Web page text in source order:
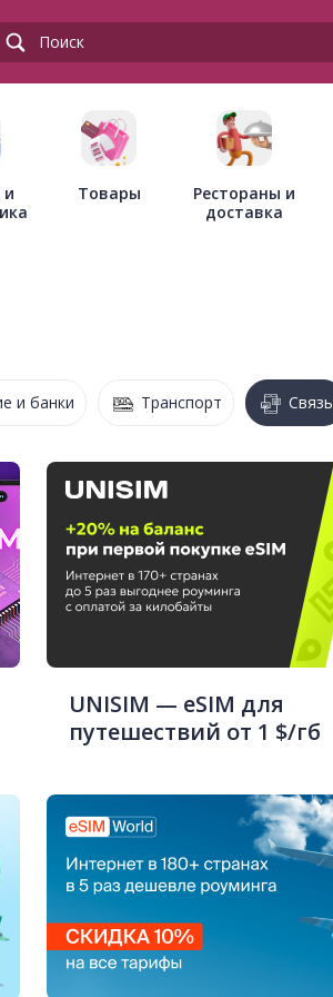
и
Товары
Рестораны и
доставка
и банки Транспорт Связь
UNISIM — eSIM для
путешествий от 1 $/гб